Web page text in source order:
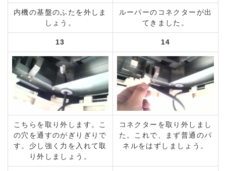
内機の基盤のふたを外しま
しょう。
ルーパーのコネクターが出
てきました。
13 14
こちらを取り外します。こ
の穴を通すのがぎりぎりで
す。少し強く力を入れて取
り外しましょう。
コネクターを取り外しまし
た。これで、まず普通のパ
ネルをはずしましょう。